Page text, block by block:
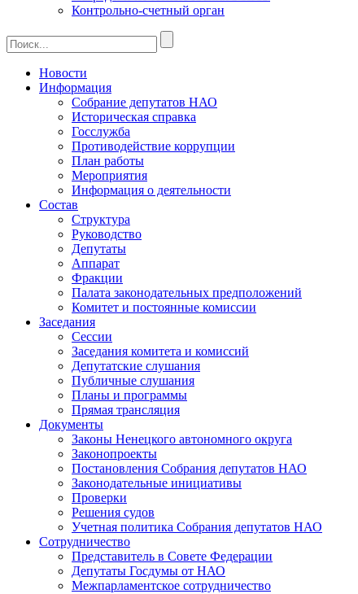
Контрольно-счетный орган
Новости
Информация
Собрание депутатов НАО
Историческая справка
Госслужба
Противодействие коррупции
План работы
Мероприятия
Информация о деятельности
Состав
Структура
Руководство
Депутаты
Аппарат
Фракции
Палата законодательных предположений
Комитет и постоянные комиссии
Заседания
Сессии
Заседания комитета и комиссий
Депутатские слушания
Публичные слушания
Планы и программы
Прямая трансляция
Документы
Законы Ненецкого автономного округа
Законопроекты
Постановления Собрания депутатов НАО
Законодательные инициативы
Проверки
Решения судов
Учетная политика Собрания депутатов НАО
Сотрудничество
Представитель в Совете Федерации
Депутаты Госдумы от НАО
Межпарламентское сотрудничество